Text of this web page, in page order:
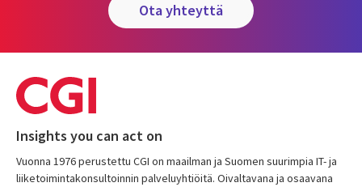
ota yhteyttä
Insights you can act on
Vuonna 1976 perustettu CGI on maailman ja Suomen suurimpia IT- ja
liiketoimintakonsultoinnin palveluyhtiöitä. Oivaltavana ja osaavana